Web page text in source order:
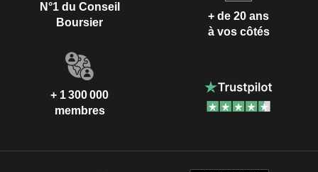
N°1 du Conseil
Boursier
+ de 20 ans
à vos côtés
+ 1 300 000
membres